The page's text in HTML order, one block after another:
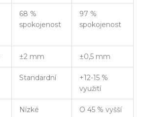
68 %
spokojenost
97 %
spokojenost
±2 mm ±0,5 mm
Standardní
+12-15 %
využití
Nízké O 45 % vyšší